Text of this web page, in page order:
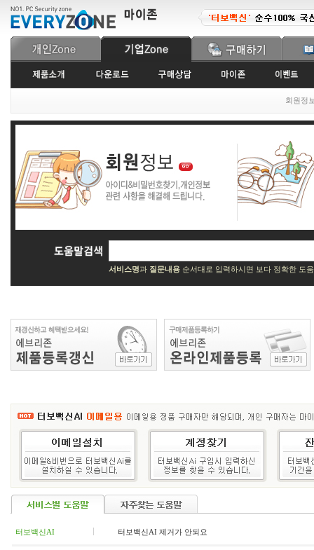
회원정
서비스명과 질문내용 순서대로 입력하시면 보다 정확한 도
터보백신AI 터보백신AI 제거가 안되요